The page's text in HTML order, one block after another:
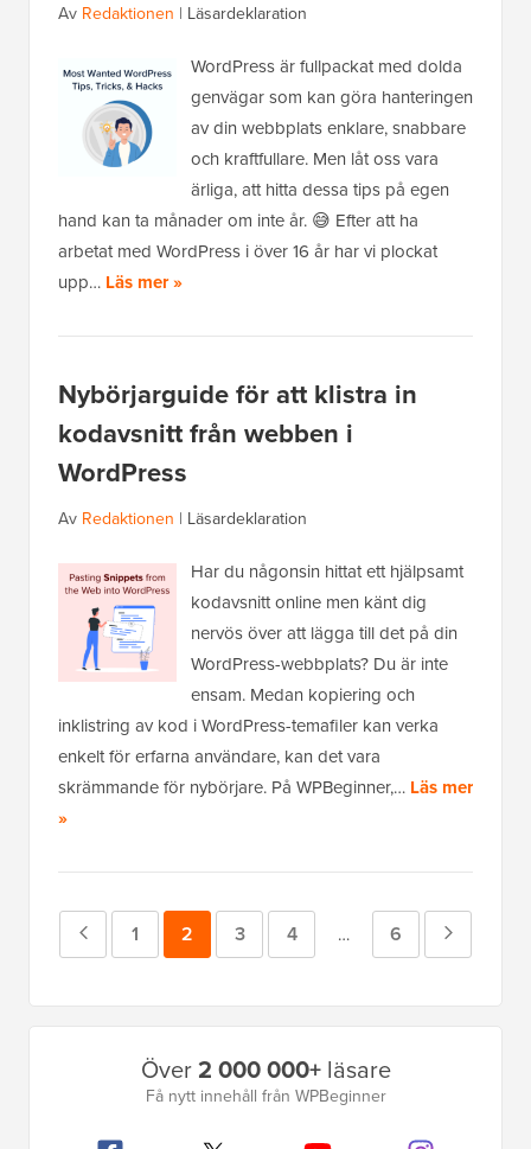
Av Redaktionen | Läsardeklaration
WordPress är fullpackat med dolda
genvägar som kan göra hanteringen
av din webbplats enklare, snabbare
och kraftfullare. Men låt oss vara
ärliga, att hitta dessa tips på egen
hand kan ta månader om inte år. 😅 Efter att ha
arbetat med WordPress i över 16 år har vi plockat
upp… Läs mer »
Nybörjarguide för att klistra in
kodavsnitt från webben i
WordPress
Av Redaktionen | Läsardeklaration
Har du någonsin hittat ett hjälpsamt
kodavsnitt online men känt dig
nervös över att lägga till det på din
WordPress-webbplats? Du är inte
ensam. Medan kopiering och
inklistring av kod i WordPress-temafiler kan verka
enkelt för erfarna användare, kan det vara
skrämmande för nybörjare. På WPBeginner,… Läs mer
»
Föregående
Sida
1 Sida
2 Sida
3 Sida
4
Mellansidor
utelämnade
… Sida
6
Över2 000 000+läsare
Få nytt innehåll från WPBeginner